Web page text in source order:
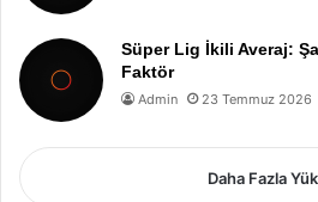
Süper Lig İkili Averaj:
Faktör
Admin 23 Temmuz 2026
Daha Fazla